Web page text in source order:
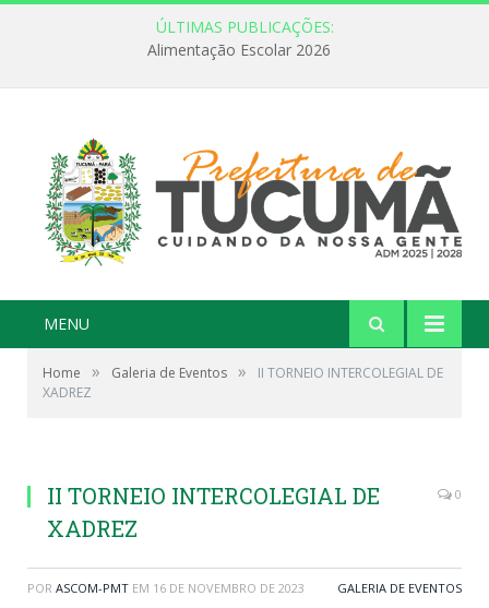
ÚLTIMAS PUBLICAÇÕES:
MENU
Home » Galeria de Eventos »
II TORNEIO INTERCOLEGIAL DE
XADREZ
II TORNEIO INTERCOLEGIAL DE
XADREZ
0
POR ASCOM-PMT EM 16 DE NOVEMBRO DE 2023 GALERIA DE EVENTOS